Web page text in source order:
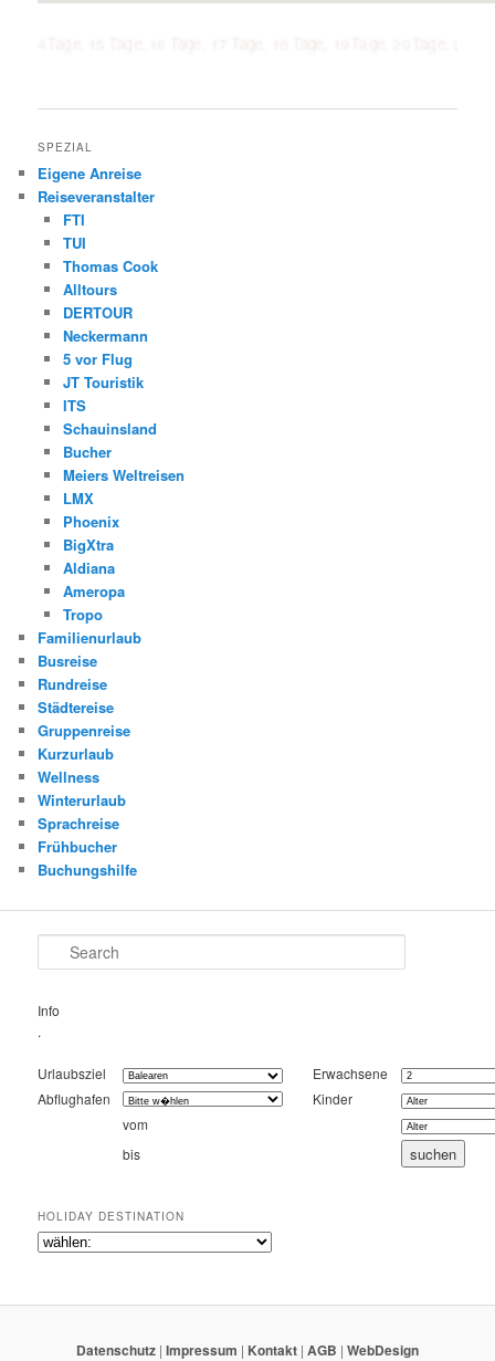
SPEZIAL
Eigene Anreise
Reiseveranstalter
FTI
TUI
Thomas Cook
Alltours
DERTOUR
Neckermann
5 vor Flug
JT Touristik
ITS
Schauinsland
Bucher
Meiers Weltreisen
LMX
Phoenix
BigXtra
Aldiana
Ameropa
Tropo
Familienurlaub
Busreise
Rundreise
Städtereise
Gruppenreise
Kurzurlaub
Wellness
Winterurlaub
Sprachreise
Frühbucher
Buchungshilfe
Search
Info
.
Urlaubsziel
Erwachsene
Abflughafen
Kinder
vom
bis
HOLIDAY DESTINATION
Datenschutz | Impressum | Kontakt | AGB | WebDesign